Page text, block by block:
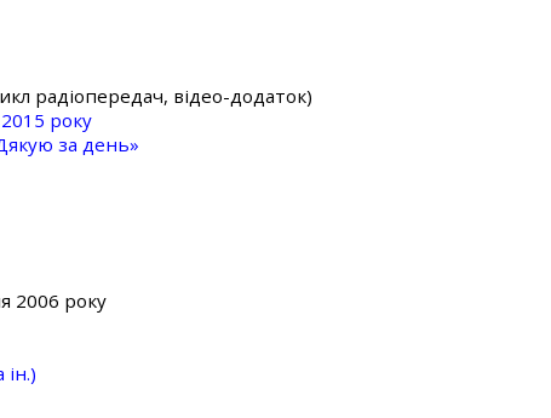
радіопередач, відео-додаток)
року
за день»
2006 року